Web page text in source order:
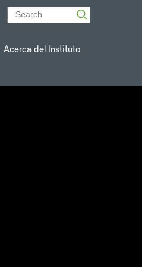
Acerca del Instituto